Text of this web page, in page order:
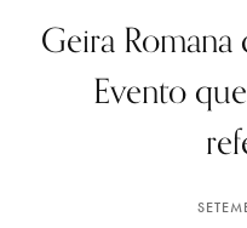
Geira Romana
Evento